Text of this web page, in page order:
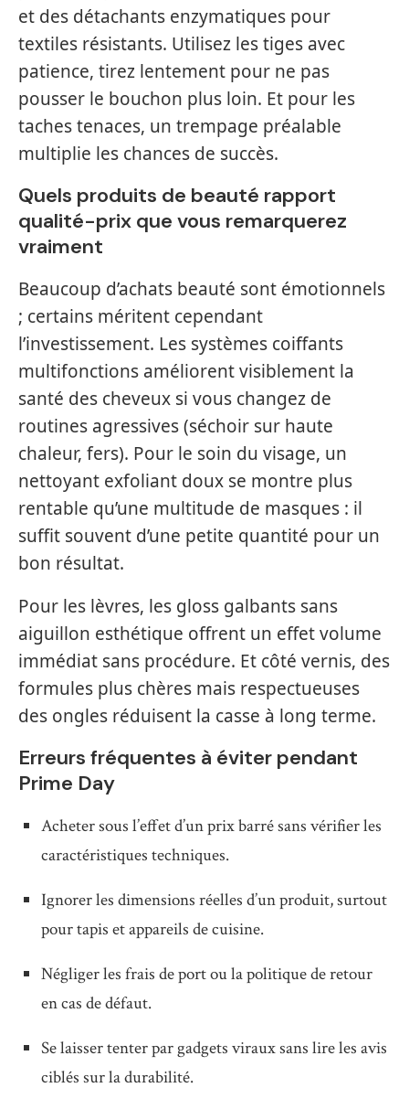
et des détachants enzymatiques pour
textiles résistants. Utilisez les tiges avec
patience, tirez lentement pour ne pas
pousser le bouchon plus loin. Et pour les
taches tenaces, un trempage préalable
multiplie les chances de succès.
Quels produits de beauté rapport
qualité-prix que vous remarquerez
vraiment
Beaucoup d’achats beauté sont émotionnels
; certains méritent cependant
l’investissement. Les systèmes coiffants
multifonctions améliorent visiblement la
santé des cheveux si vous changez de
routines agressives (séchoir sur haute
chaleur, fers). Pour le soin du visage, un
nettoyant exfoliant doux se montre plus
rentable qu’une multitude de masques : il
suffit souvent d’une petite quantité pour un
bon résultat.
Pour les lèvres, les gloss galbants sans
aiguillon esthétique offrent un effet volume
immédiat sans procédure. Et côté vernis, des
formules plus chères mais respectueuses
des ongles réduisent la casse à long terme.
Erreurs fréquentes à éviter pendant
Prime Day
Acheter sous l’effet d’un prix barré sans vérifier les
caractéristiques techniques.
Ignorer les dimensions réelles d’un produit, surtout
pour tapis et appareils de cuisine.
Négliger les frais de port ou la politique de retour
en cas de défaut.
Se laisser tenter par gadgets viraux sans lire les avis
ciblés sur la durabilité.